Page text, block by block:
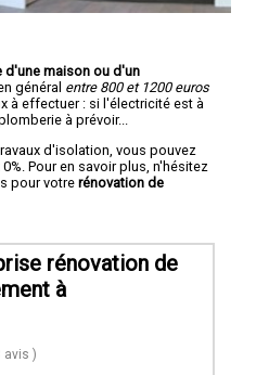
maison ou d'un
général entre 800 et 1200 euros
à effectuer : si l'électricité est à
à prévoir...
d'isolation, vous pouvez
Pour en savoir plus, n'hésitez
pour votre rénovation de
rénovation de
à
avis )